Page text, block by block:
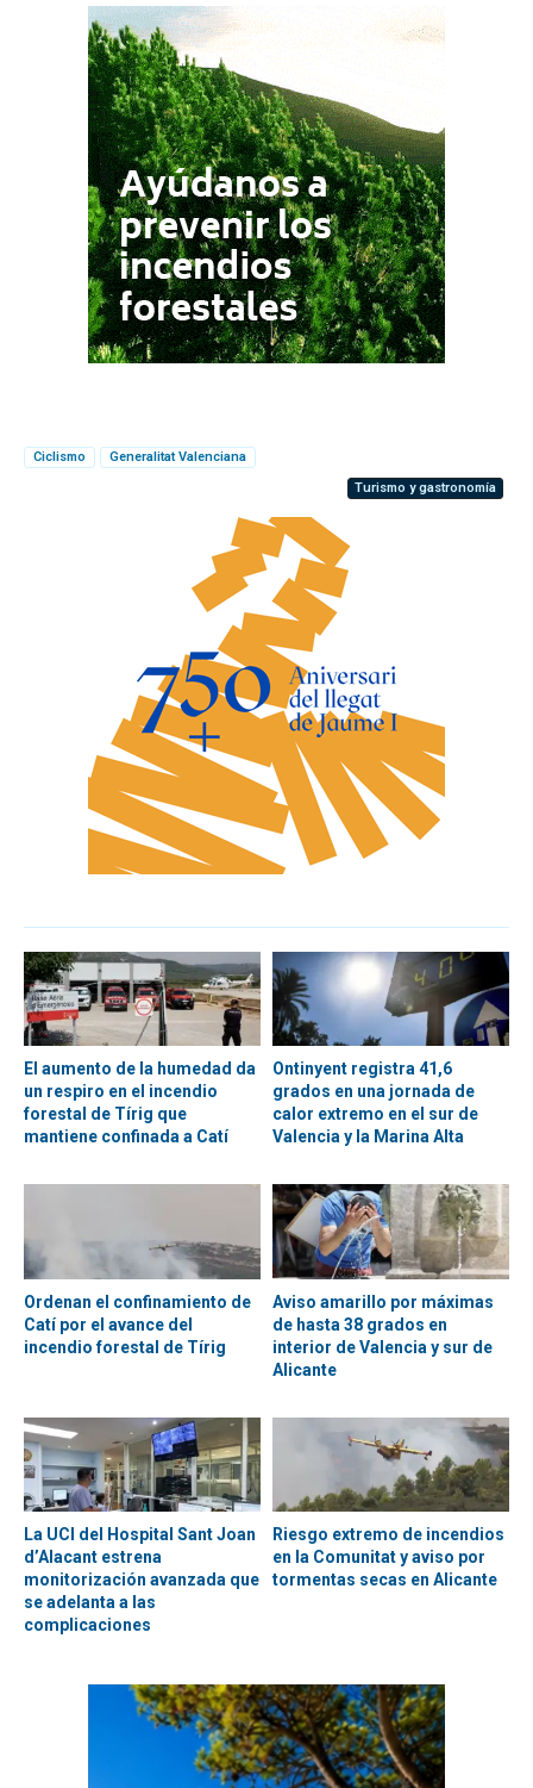
Ciclismo
Generalitat Valenciana
Turismo y gastronomía
El aumento de la humedad da
un respiro en el incendio
forestal de Tírig que
mantiene confinada a Catí
Ontinyent registra 41,6
grados en una jornada de
calor extremo en el sur de
Valencia y la Marina Alta
Ordenan el confinamiento de
Catí por el avance del
incendio forestal de Tírig
Aviso amarillo por máximas
de hasta 38 grados en
interior de Valencia y sur de
Alicante
La UCI del Hospital Sant Joan
d’Alacant estrena
monitorización avanzada que
se adelanta a las
complicaciones
Riesgo extremo de incendios
en la Comunitat y aviso por
tormentas secas en Alicante